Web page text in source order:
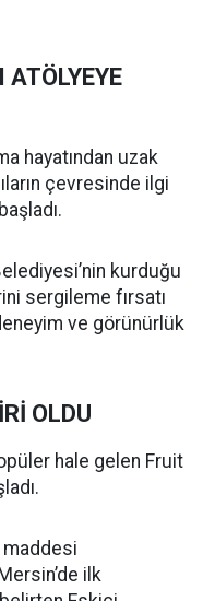
ATÖLYEYE
hayatından uzak
çevresinde ilgi
kurduğu
sergileme fırsatı
ve görünürlük
OLDU
hale gelen Fruit
maddesi
ilk